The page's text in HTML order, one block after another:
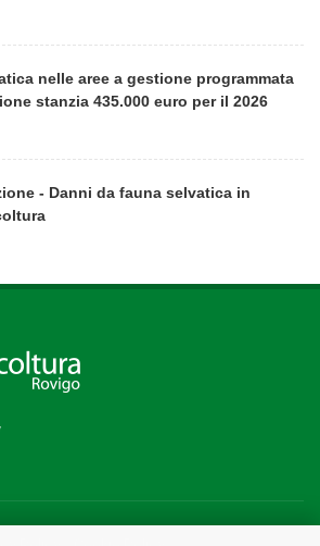
nelle aree a gestione programmata
stanzia 435.000 euro per il 2026
- Danni da fauna selvatica in